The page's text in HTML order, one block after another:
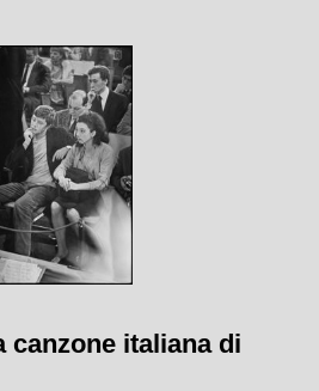
canzone italiana di